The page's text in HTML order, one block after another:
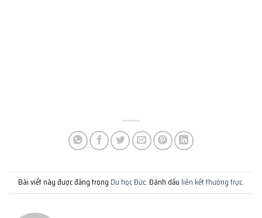
Bài viết này được đăng trong Du học Đức. Đánh dấu liên kết thường trực.